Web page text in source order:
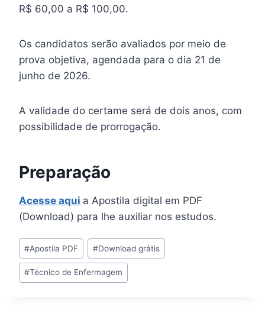
R$ 60,00 a R$ 100,00.
Os candidatos serão avaliados por meio de
prova objetiva, agendada para o dia 21 de
junho de 2026.
A validade do certame será de dois anos, com
possibilidade de prorrogação.
Preparação
Acesse aqui a Apostila digital em PDF
(Download) para lhe auxiliar nos estudos.
Tags
do
Post:
#Apostila PDF #Download grátis
#Técnico de Enfermagem